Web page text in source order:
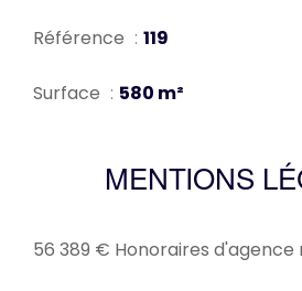
Référence 119
Surface 580 m²
MENTIONS
56 389 € Honoraires d'agence